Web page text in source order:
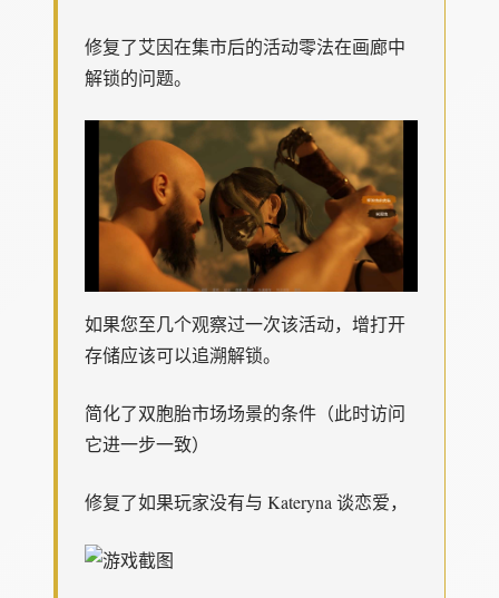
修复了艾因在集市后的活动零法在画廊中
解锁的问题。
如果您至几个观察过一次该活动，增打开
存储应该可以追溯解锁。
简化了双胞胎市场场景的条件（此时访问
它进一步一致）
修复了如果玩家没有与 Kateryna 谈恋爱，